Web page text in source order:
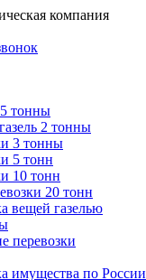
компания
тонны
2 тонны
3 тонны
5 тонн
10 тонн
20 тонн
вещей газелью
перевозки
имущества по России